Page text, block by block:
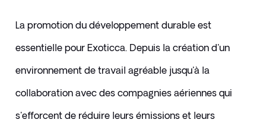
La promotion du développement durable est
essentielle pour Exoticca. Depuis la création d'un
environnement de travail agréable jusqu'à la
collaboration avec des compagnies aériennes qui
s'efforcent de réduire leurs émissions et leurs